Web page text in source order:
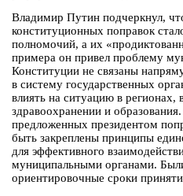
Владимир Путин подчеркнул,
конституционных поправок
полномочий, а их
примера он привел проблему
Конституции не связаны
в систему государственных
влиять на ситуацию в регионах,
здравоохранении и
предложенных президентом
быть закреплены принципы
для эффективного
муниципальными органами.
ориентировочные сроки